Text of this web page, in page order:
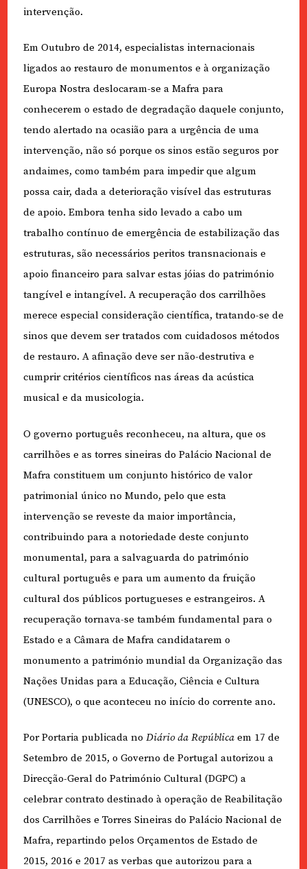
intervenção.
Em Outubro de 2014, especialistas internacionais
ligados ao restauro de monumentos e à organização
Europa Nostra deslocaram-se a Mafra para
conhecerem o estado de degradação daquele conjunto,
tendo alertado na ocasião para a urgência de uma
intervenção, não só porque os sinos estão seguros por
andaimes, como também para impedir que algum
possa cair, dada a deterioração visível das estruturas
de apoio. Embora tenha sido levado a cabo um
trabalho contínuo de emergência de estabilização das
estruturas, são necessários peritos transnacionais e
apoio financeiro para salvar estas jóias do património
tangível e intangível. A recuperação dos carrilhões
merece especial consideração científica, tratando-se de
sinos que devem ser tratados com cuidadosos métodos
de restauro. A afinação deve ser não-destrutiva e
cumprir critérios científicos nas áreas da acústica
musical e da musicologia.
O governo português reconheceu, na altura, que os
carrilhões e as torres sineiras do Palácio Nacional de
Mafra constituem um conjunto histórico de valor
patrimonial único no Mundo, pelo que esta
intervenção se reveste da maior importância,
contribuindo para a notoriedade deste conjunto
monumental, para a salvaguarda do património
cultural português e para um aumento da fruição
cultural dos públicos portugueses e estrangeiros. A
recuperação tornava-se também fundamental para o
Estado e a Câmara de Mafra candidatarem o
monumento a património mundial da Organização das
Nações Unidas para a Educação, Ciência e Cultura
(UNESCO), o que aconteceu no início do corrente ano.
Por Portaria publicada no Diário da Repúblicaem 17 de
Setembro de 2015, o Governo de Portugal autorizou a
Direcção-Geral do Património Cultural (DGPC) a
celebrar contrato destinado à operação de Reabilitação
dos Carrilhões e Torres Sineiras do Palácio Nacional de
Mafra, repartindo pelos Orçamentos de Estado de
2015, 2016 e 2017 as verbas que autorizou para a